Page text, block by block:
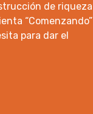
de riqueza
“Comenzando”
para dar el